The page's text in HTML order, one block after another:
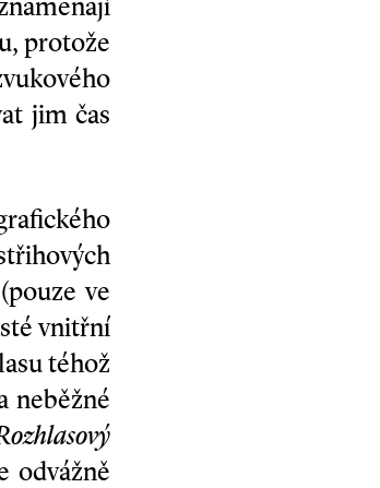
protože
jim čas
ve
vnitřní
téhož
neběžné
odvážně